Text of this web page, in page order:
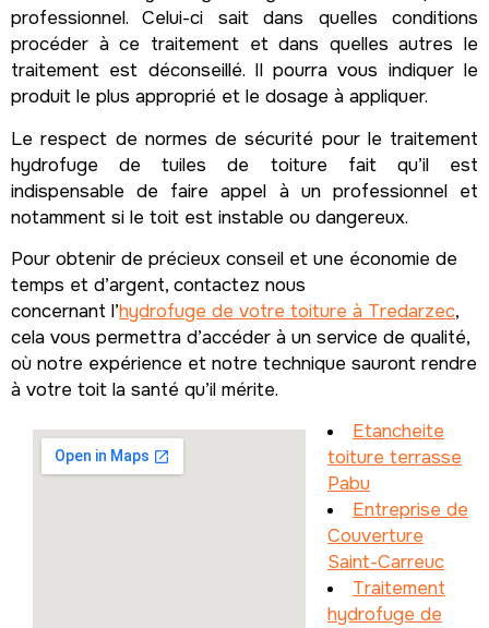
professionnel. Celui-ci sait dans quelles conditions
procéder à ce traitement et dans quelles autres le
traitement est déconseillé. Il pourra vous indiquer le
produit le plus approprié et le dosage à appliquer.
Le respect de normes de sécurité pour le traitement
hydrofuge de tuiles de toiture fait qu’il est
indispensable de faire appel à un professionnel et
notamment si le toit est instable ou dangereux.
Pour obtenir de précieux conseil et une économie de
temps et d’argent, contactez nous
concernant l’hydrofuge de votre toiture à Tredarzec,
cela vous permettra d’accéder à un service de qualité,
où notre expérience et notre technique sauront rendre
à votre toit la santé qu’il mérite.
Etancheite
toiture terrasse
Pabu
Entreprise de
Couverture
Saint-Carreuc
Traitement
hydrofuge de